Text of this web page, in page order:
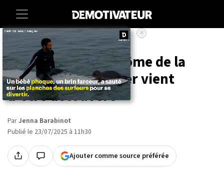
Societe Sante
Ce nouveau symptôme de la
maladie d'Alzheimer vient
d'être découvert
ParJenna Barabinot
Publié le 23/07/2025 à 11h30
Ajouter comme source préférée
×